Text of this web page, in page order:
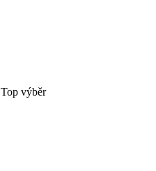
Top výběr